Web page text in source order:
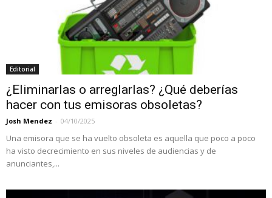
Editorial
¿Eliminarlas o arreglarlas? ¿Qué deberías
hacer con tus emisoras obsoletas?
Josh Mendez - 04/10/2025
Una emisora que se ha vuelto obsoleta es aquella que poco a poco
ha visto decrecimiento en sus niveles de audiencias y de
anunciantes,...